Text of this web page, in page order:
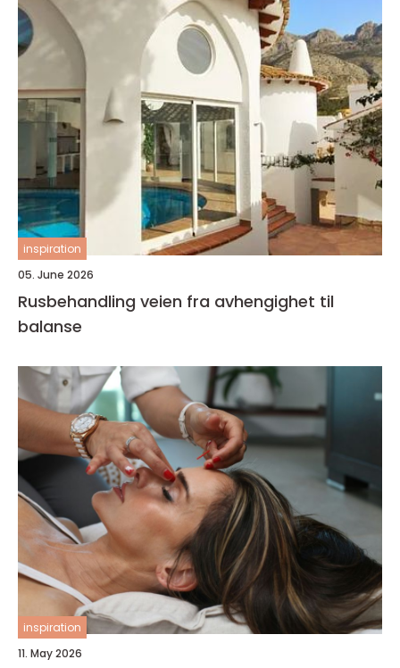
inspiration
05. June 2026
Rusbehandling veien fra avhengighet til
balanse
inspiration
11. May 2026